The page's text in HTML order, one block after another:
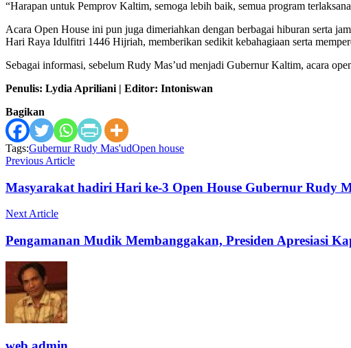
“Harapan untuk Pemprov Kaltim, semoga lebih baik, semua program
Acara Open House ini pun juga dimeriahkan dengan berbagai hiburan serta
Hari Raya Idulfitri 1446 Hijriah, memberikan sedikit kebahagiaan serta
Sebagai informasi, sebelum Rudy Mas’ud menjadi Gubernur Kaltim, acara
Penulis: Lydia Apriliani | Editor: Intoniswan
Bagikan
Tags:Gubernur Rudy Mas'udOpen house
Previous Article
Masyarakat hadiri Hari ke-3 Open House Gubernur Rudy
Next Article
Pengamanan Mudik Membanggakan, Presiden Apresiasi